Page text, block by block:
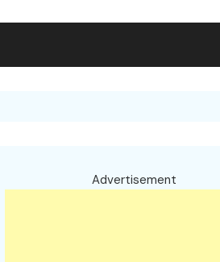
Advertisement